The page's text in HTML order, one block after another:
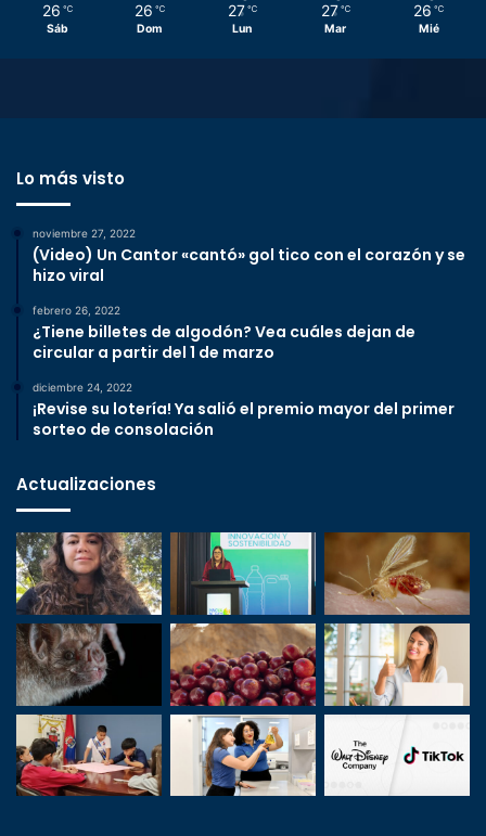
26 ℃
Sáb
26 ℃
Dom
27 ℃
Lun
27 ℃
Mar
26 ℃
Mié
Lo más visto
noviembre 27, 2022
(Video) Un Cantor «cantó» gol tico con el corazón y se
hizo viral
febrero 26, 2022
¿Tiene billetes de algodón? Vea cuáles dejan de
circular a partir del 1 de marzo
diciembre 24, 2022
¡Revise su lotería! Ya salió el premio mayor del primer
sorteo de consolación
Actualizaciones